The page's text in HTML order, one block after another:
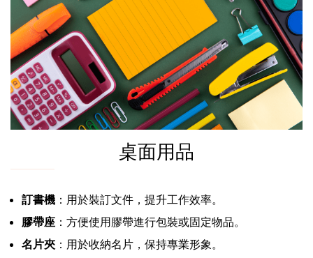
桌面用品
訂書機 ：用於裝訂文件，提升工作效率。
膠帶座 ：方便使用膠帶進行包裝或固定物品。
名片夾 ：用於收納名片，保持專業形象。